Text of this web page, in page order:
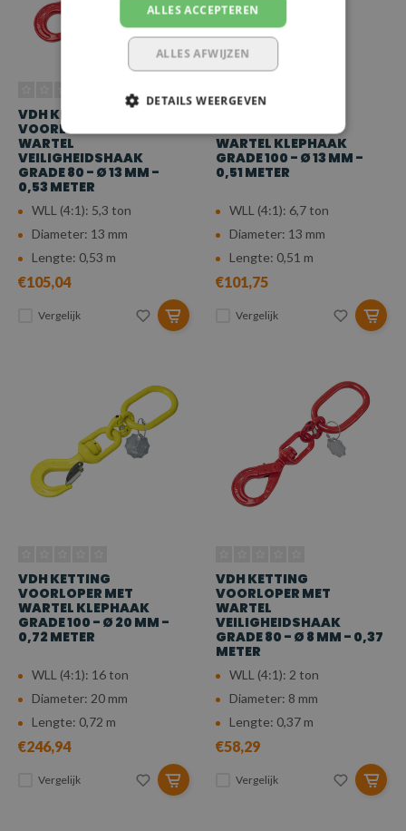
VDH KETTING
VOORLOPER MET
WARTEL
VEILIGHEIDSHAAK
GRADE 80 - Ø 13 MM -
0,53 METER
WLL (4:1): 5,3 ton
Diameter: 13 mm
Lengte: 0,53 m
€105,04
Vergelijk
VOORLOPER MET
WARTEL KLEPHAAK
GRADE 100 - Ø 13 MM -
0,51 METER
WLL (4:1): 6,7 ton
Diameter: 13 mm
Lengte: 0,51 m
€101,75
Vergelijk
VDH KETTING
VOORLOPER MET
WARTEL KLEPHAAK
GRADE 100 - Ø 20 MM -
0,72 METER
WLL (4:1): 16 ton
Diameter: 20 mm
Lengte: 0,72 m
€246,94
Vergelijk
VDH KETTING
VOORLOPER MET
WARTEL
VEILIGHEIDSHAAK
GRADE 80 - Ø 8 MM - 0,37
METER
WLL (4:1): 2 ton
Diameter: 8 mm
Lengte: 0,37 m
€58,29
Vergelijk
ALLES ACCEPTEREN
ALLES AFWIJZEN
DETAILS WEERGEVEN